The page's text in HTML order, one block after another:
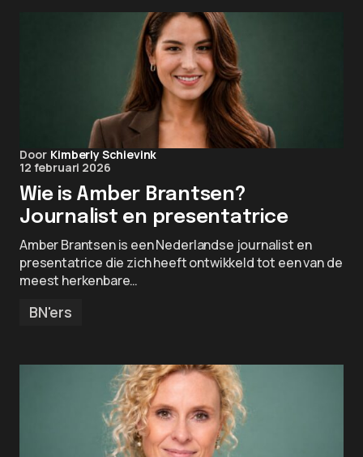
Door Kimberly Schievink
12 februari 2026
Wie is Amber Brantsen?
Journalist en presentatrice
Amber Brantsen is een Nederlandse journalist en
presentatrice die zich heeft ontwikkeld tot een van de
meest herkenbare…
BN'ers